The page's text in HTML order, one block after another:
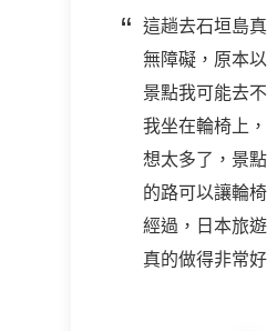
這趟去石垣島
無障礙，原本
景點我可能去
我坐在輪椅上
想太多了，景
的路可以讓輪
經過，日本旅
真的做得非常